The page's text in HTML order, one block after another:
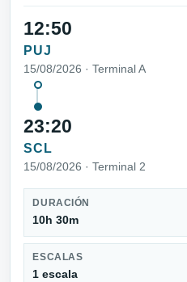
12:50
PUJ
15/08/2026 · Terminal A
23:20
SCL
15/08/2026 · Terminal 2
DURACIÓN
10h 30m
ESCALAS
1 escala